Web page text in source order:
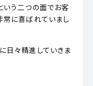
いう二つの面でお客
常に喜ばれていまし
日々精進していきま